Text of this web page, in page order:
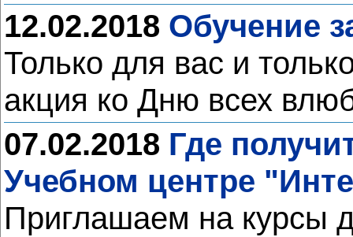
12.02.2018 Обучение
Только для вас и
акция ко Дню всех
07.02.2018 Где
Учебном центре
Приглашаем на курсы